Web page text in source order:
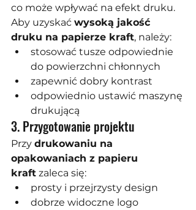
co może wpływać na efekt druku.
Aby uzyskać wysoką jakość
druku na papierze kraft, należy:
stosować tusze odpowiednie
do powierzchni chłonnych
zapewnić dobry kontrast
odpowiednio ustawić maszynę
drukującą
3. Przygotowanie projektu
Przy drukowaniu na
opakowaniach z papieru
kraft zaleca się:
prosty i przejrzysty design
dobrze widoczne logo